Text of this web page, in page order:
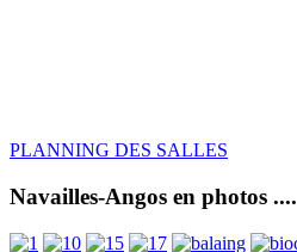
PLANNING DES SALLES
Navailles-Angos en photos ....